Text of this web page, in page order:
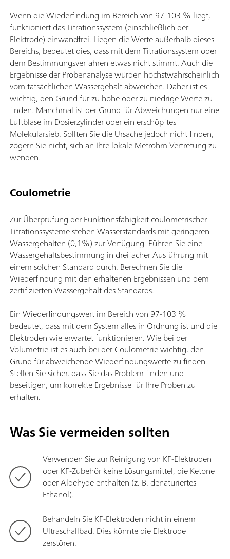
Wenn die Wiederfindung im Bereich von 97-103 % liegt,
funktioniert das Titrationssystem (einschließlich der
Elektrode) einwandfrei. Liegen die Werte außerhalb dieses
Bereichs, bedeutet dies, dass mit dem Titrationssystem oder
dem Bestimmungsverfahren etwas nicht stimmt. Auch die
Ergebnisse der Probenanalyse würden höchstwahrscheinlich
vom tatsächlichen Wassergehalt abweichen. Daher ist es
wichtig, den Grund für zu hohe oder zu niedrige Werte zu
finden. Manchmal ist der Grund für Abweichungen nur eine
Luftblase im Dosierzylinder oder ein erschöpftes
Molekularsieb. Sollten Sie die Ursache jedoch nicht finden,
zögern Sie nicht, sich an Ihre lokale Metrohm-Vertretung zu
wenden.
Coulometrie
Zur Überprüfung der Funktionsfähigkeit coulometrischer
Titrationssysteme stehen Wasserstandards mit geringeren
Wassergehalten (0,1%) zur Verfügung. Führen Sie eine
Wassergehaltsbestimmung in dreifacher Ausführung mit
einem solchen Standard durch. Berechnen Sie die
Wiederfindung mit den erhaltenen Ergebnissen und dem
zertifizierten Wassergehalt des Standards.
Ein Wiederfindungswert im Bereich von 97-103 %
bedeutet, dass mit dem System alles in Ordnung ist und die
Elektroden wie erwartet funktionieren. Wie bei der
Volumetrie ist es auch bei der Coulometrie wichtig, den
Grund für abweichende Wiederfindungswerte zu finden.
Stellen Sie sicher, dass Sie das Problem finden und
beseitigen, um korrekte Ergebnisse für Ihre Proben zu
erhalten.
Was Sie vermeiden sollten
Verwenden Sie zur Reinigung von KF-Elektroden
oder KF-Zubehör keine Lösungsmittel, die Ketone
oder Aldehyde enthalten (z. B. denaturiertes
Ethanol).
Behandeln Sie KF-Elektroden nicht in einem
Ultraschallbad. Dies könnte die Elektrode
zerstören.